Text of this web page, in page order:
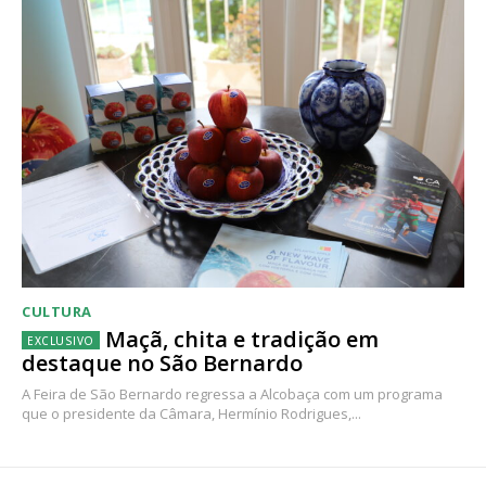
CULTURA
Maçã, chita e tradição em
destaque no São Bernardo
A Feira de São Bernardo regressa a Alcobaça com um programa
que o presidente da Câmara, Hermínio Rodrigues,...